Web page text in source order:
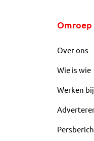
Over ons
Wie is wie
Werken